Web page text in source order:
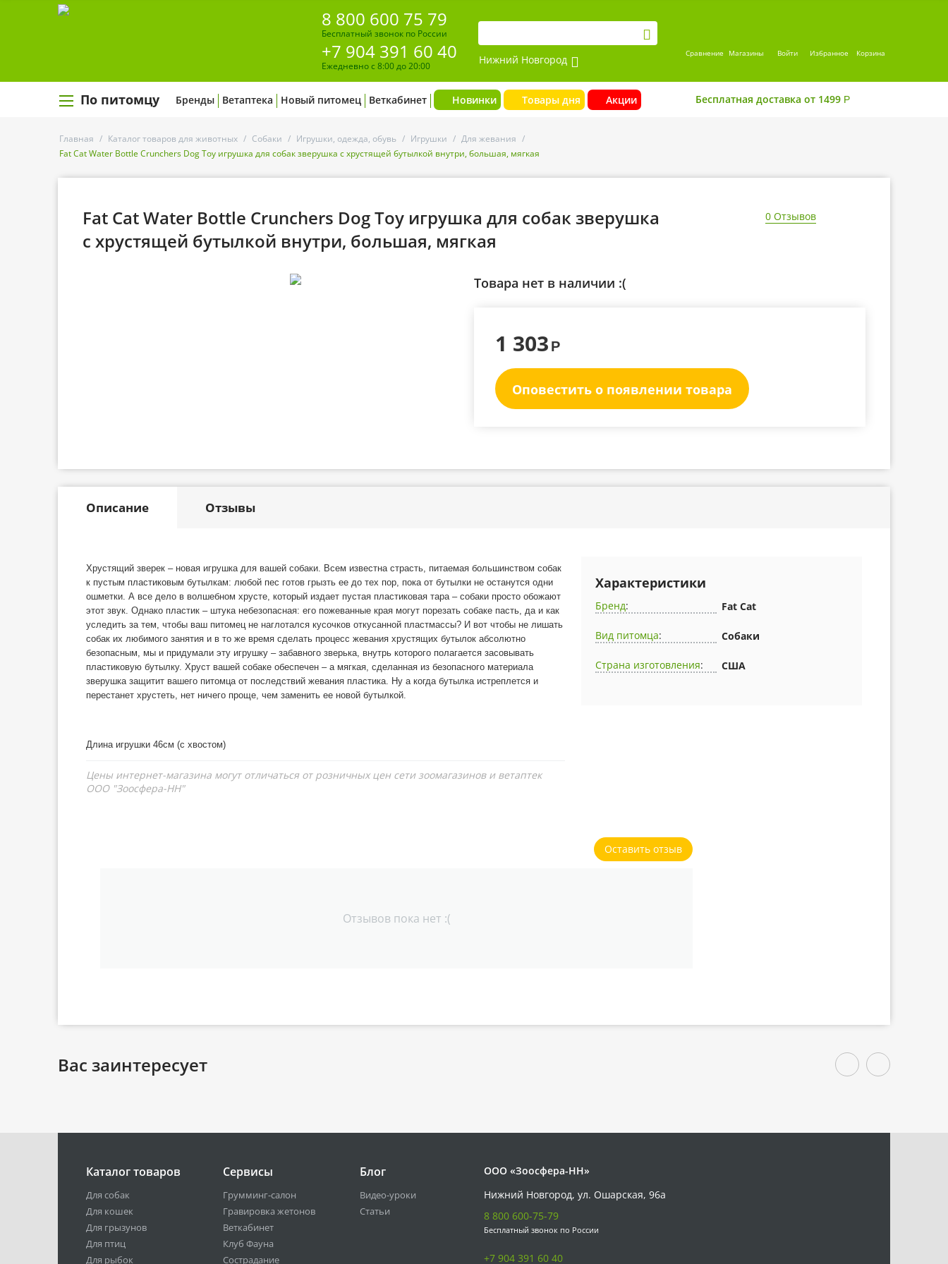
8 800 600 75 79
Бесплатный звонок по России
+7 904 391 60 40
Ежедневно с 8:00 до 20:00 Нижний Новгород Сравнение Магазины Войти Избранное Корзина
По питомцу Бренды Ветаптека Новый питомец Веткабинет Новинки Товары дня Акции Бесплатная доставка от 1499 Р
Главная / Каталог товаров для животных / Собаки / Игрушки, одежда, обувь / Игрушки / Для жевания /
Fat Cat Water Bottle Crunchers Dog Toy игрушка для собак зверушка с хрустящей бутылкой внутри, большая, мягкая
Fat Cat Water Bottle Crunchers Dog Toy игрушка для собак зверушка
с хрустящей бутылкой внутри, большая, мягкая
0 Отзывов
Товара нет в наличии :(
1 303 Р
Оповестить о появлении товара
Описание Отзывы
Хрустящий зверек – новая игрушка для вашей собаки. Всем известна страсть, питаемая большинством собак
к пустым пластиковым бутылкам: любой пес готов грызть ее до тех пор, пока от бутылки не останутся одни
ошметки. А все дело в волшебном хрусте, который издает пустая пластиковая тара – собаки просто обожают
этот звук. Однако пластик – штука небезопасная: его пожеванные края могут порезать собаке пасть, да и как
уследить за тем, чтобы ваш питомец не наглотался кусочков откусанной пластмассы? И вот чтобы не лишать
собак их любимого занятия и в то же время сделать процесс жевания хрустящих бутылок абсолютно
безопасным, мы и придумали эту игрушку – забавного зверька, внутрь которого полагается засовывать
пластиковую бутылку. Хруст вашей собаке обеспечен – а мягкая, сделанная из безопасного материала
зверушка защитит вашего питомца от последствий жевания пластика. Ну а когда бутылка истреплется и
перестанет хрустеть, нет ничего проще, чем заменить ее новой бутылкой.
Длина игрушки 46см (с хвостом)
Цены интернет-магазина могут отличаться от розничных цен сети зоомагазинов и ветаптек
ООО "Зоосфера-НН"
Характеристики
Бренд: Fat Cat
Вид питомца: Собаки
Страна изготовления: США
Оставить отзыв
Отзывов пока нет :(
Вас заинтересует
Каталог товаров
Для собак
Для кошек
Для грызунов
Для птиц
Для рыбок
Сервисы
Грумминг-салон
Гравировка жетонов
Веткабинет
Клуб Фауна
Сострадание
Блог
Видео-уроки
Статьи
ООО «Зоосфера-НН»
Нижний Новгород, ул. Ошарская, 96а
8 800 600-75-79
Бесплатный звонок по России
+7 904 391 60 40